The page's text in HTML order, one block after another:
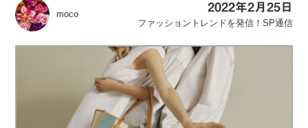
ファッショントレンドを発信！SP通信
BUYMAで人気のブランド
BUYMAの売れ筋商品
moco
2022年2月25日
ファッショントレンドを発信！SP通信